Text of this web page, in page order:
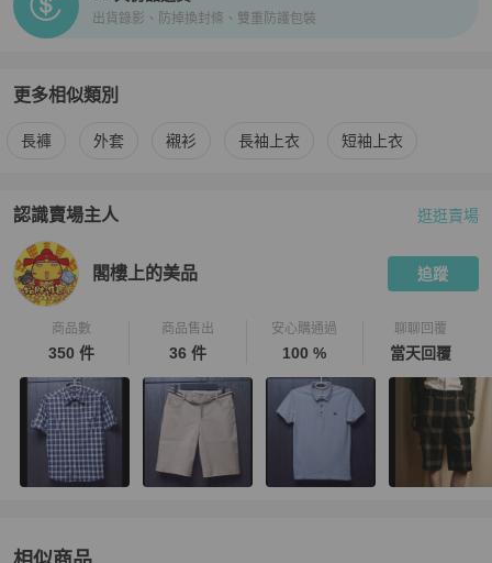
出貨錄影、防掉換封條、雙重防護包裝
更多相似類別
更多BURBERRY 男裝相似商品推薦
長褲 外套 襯衫 長袖上衣 短袖上衣
認識賣場主人
PopChill 拍拍圈嚴選賣家
逛逛賣場
閣樓上的美品 追蹤
商品數
350 件
商品售出
36 件
安心購通過
100 %
聊聊回覆
當天回覆